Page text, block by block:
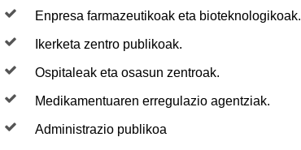
Enpresa farmazeutikoak eta bioteknologikoak.
Ikerketa zentro publikoak.
Ospitaleak eta osasun zentroak.
Medikamentuaren erregulazio agentziak.
Administrazio publikoa